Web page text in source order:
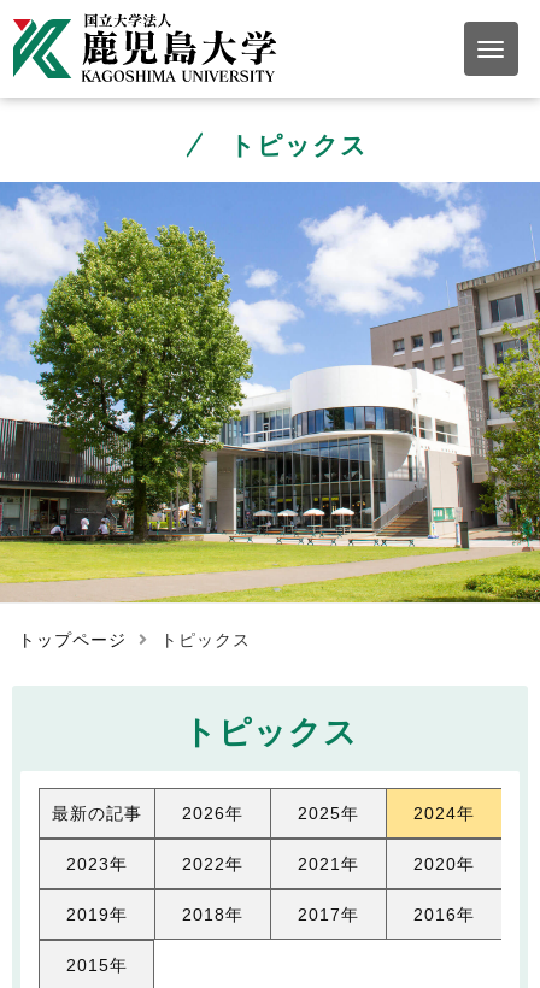
トピックス
トップページ トピックス
トピックス
最新の記事 2026年 2025年 2024年
2023年 2022年 2021年 2020年
2019年 2018年 2017年 2016年
2015年